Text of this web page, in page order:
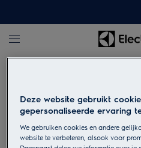
Droogkasten
Vind de beste droogkast om
ook als het om delicaat
Deze website gebruikt
gepersonaliseerde ervaring
We gebruiken cookies en andere
website te verbeteren, alsook voor